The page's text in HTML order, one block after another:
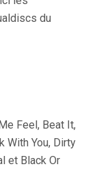
du
Feel, Beat It,
With You, Dirty
et Black Or